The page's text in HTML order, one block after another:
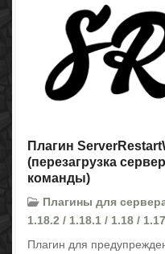
Плагин
(перезагрузка
команды)
Плагины для
1.18.2 / 1.18.1 / 1.18 /
Плагин для